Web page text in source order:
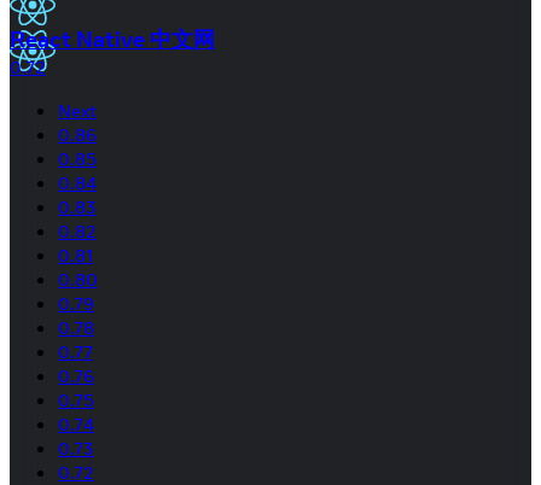
React Native 中文网
0.72
Next
0.86
0.85
0.84
0.83
0.82
0.81
0.80
0.79
0.78
0.77
0.76
0.75
0.74
0.73
0.72